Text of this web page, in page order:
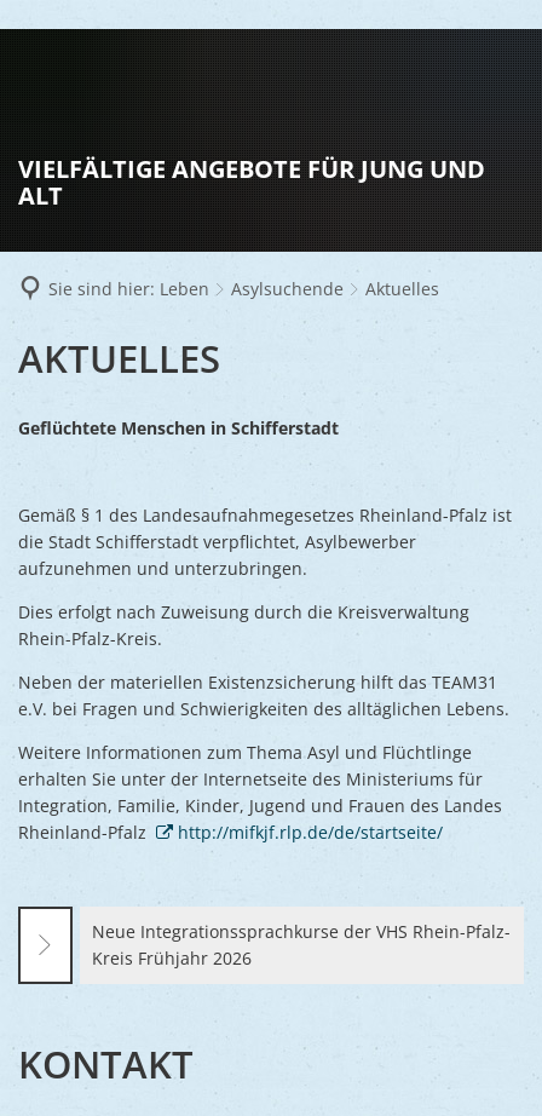
LEBEN
Vereine
Kinder
Ukraine
RATHAUS
Aktuelles
Bürger-
Wahlen
Schulen
Ernst-
VIELFÄLTIGE ANGEBOTE FÜR JUNG UND
ALT
Sie sind hier: Leben Asylsuchende Aktuelles
AKTUELLES
AKTUELLES
Geflüchtete Menschen in Schifferstadt
Gemäß § 1 des Landesaufnahmegesetzes Rheinland-Pfalz ist
die Stadt Schifferstadt verpflichtet, Asylbewerber
aufzunehmen und unterzubringen.
Dies erfolgt nach Zuweisung durch die Kreisverwaltung
Rhein-Pfalz-Kreis.
Neben der materiellen Existenzsicherung hilft das TEAM31
e.V. bei Fragen und Schwierigkeiten des alltäglichen Lebens.
Weitere Informationen zum Thema Asyl und Flüchtlinge
erhalten Sie unter der Internetseite des Ministeriums für
Integration, Familie, Kinder, Jugend und Frauen des Landes
Rheinland-Pfalz
http://mifkjf.rlp.de/de/startseite/
Neue Integrationssprachkurse der VHS Rhein-Pfalz-
Kreis Frühjahr 2026
KONTAKT